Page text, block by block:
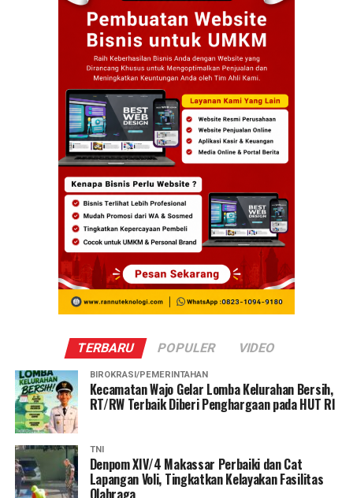
TERBARU POPULER VIDEO
BIROKRASI/PEMERINTAHAN
Kecamatan Wajo Gelar Lomba Kelurahan Bersih,
RT/RW Terbaik Diberi Penghargaan pada HUT RI
TNI
Denpom XIV/4 Makassar Perbaiki dan Cat
Lapangan Voli, Tingkatkan Kelayakan Fasilitas
Olahraga